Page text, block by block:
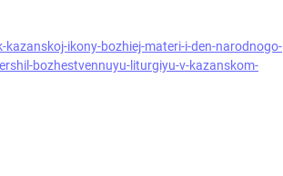
ikony-bozhiej-materi-i-den-narodnogo-
bozhestvennuyu-liturgiyu-v-kazanskom-